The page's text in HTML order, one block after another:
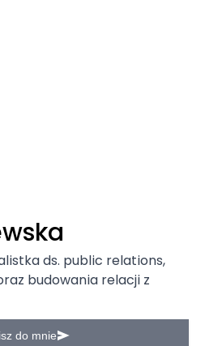
ds. public relations,
budowania relacji z
do mnie